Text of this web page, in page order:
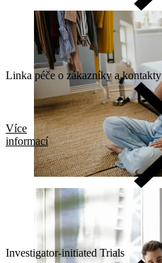
Linka péče o zákazníky a kontakty
Více
informací
Investigator-initiated Trials